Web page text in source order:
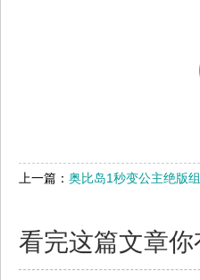
上一篇： 奥比岛1秒变公主绝版
看完这篇文章